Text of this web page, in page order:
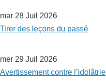
mar 28 Juil 2026
Tirer des leçons du passé
mer 29 Juil 2026
Avertissement contre l’idolâtrie